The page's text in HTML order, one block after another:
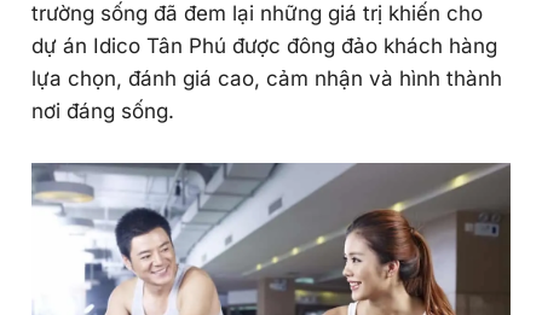
trường sống đã đem lại những giá trị khiến cho
dự án Idico Tân Phú được đông đảo khách hàng
lựa chọn, đánh giá cao, cảm nhận và hình thành
nơi đáng sống.